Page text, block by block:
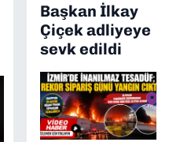
Başkan İlkay
Çiçek adliyeye
sevk edildi